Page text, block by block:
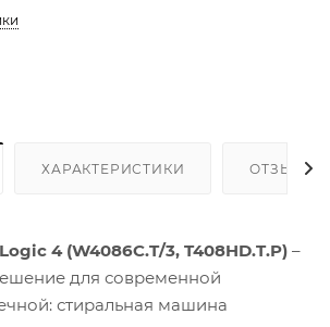
ХАРАКТЕРИСТИКИ ОТЗЫВЫ
4 (W4086C.T/3, T408HD.T.P) –
для современной
стиральная машина